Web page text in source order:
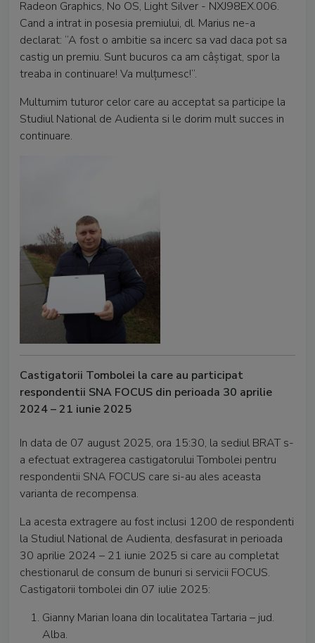
Radeon Graphics, No OS, Light Silver - NXJ98EX.006.
Cand a intrat in posesia premiului, dl. Marius ne-a
declarat: “A fost o ambitie sa incerc sa vad daca pot sa
castig un premiu. Sunt bucuros ca am câștigat, spor la
treaba in continuare! Va mulțumesc!”.
Multumim tuturor celor care au acceptat sa participe la
Studiul National de Audienta si le dorim mult succes in
continuare.
Castigatorii Tombolei la care au participat
respondentii SNA FOCUS din perioada 30 aprilie
2024 – 21 iunie 2025
In data de 07 august 2025, ora 15:30, la sediul BRAT s-
a efectuat extragerea castigatorului Tombolei pentru
respondentii SNA FOCUS care si-au ales aceasta
varianta de recompensa.
La acesta extragere au fost inclusi 1200 de respondenti
la Studiul National de Audienta, desfasurat in perioada
30 aprilie 2024 – 21 iunie 2025 si care au completat
chestionarul de consum de bunuri si servicii FOCUS.
Castigatorii tombolei din 07 iulie 2025:
Gianny Marian Ioana din localitatea Tartaria – jud.
Alba.